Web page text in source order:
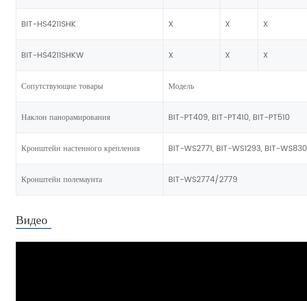
BIT-HS4211SHK X X X
BIT-HS4211SHKW X X X
Сопутствующие товары Модель
Наклон панорамирования BIT-PT409, BIT-PT410, BIT-PT510
Кронштейн настенного крепления BIT-WS2771, BIT-WS1293, BIT-WS830
Кронштейн полемаунта BIT-WS2774/2779
Видео